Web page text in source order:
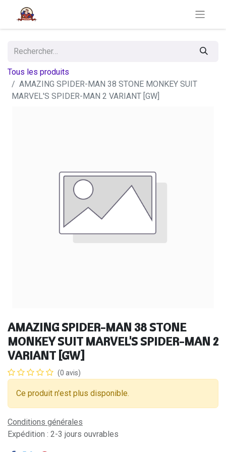
Tous les produits
AMAZING SPIDER-MAN 38 STONE MONKEY SUIT
MARVEL'S SPIDER-MAN 2 VARIANT [GW]
AMAZING SPIDER-MAN 38 STONE
MONKEY SUIT MARVEL'S SPIDER-MAN 2
VARIANT [GW]
(0 avis)
Ce produit n'est plus disponible.
Conditions générales
Expédition : 2-3 jours ouvrables